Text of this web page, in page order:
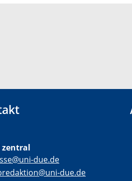
zentral
due.de
due.de